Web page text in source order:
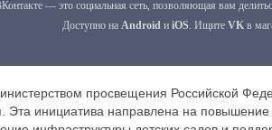
просвещения Российской
Эта инициатива направлена на повышение